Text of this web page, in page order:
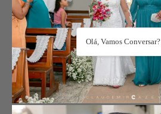
Olá, Vamos Conversar?